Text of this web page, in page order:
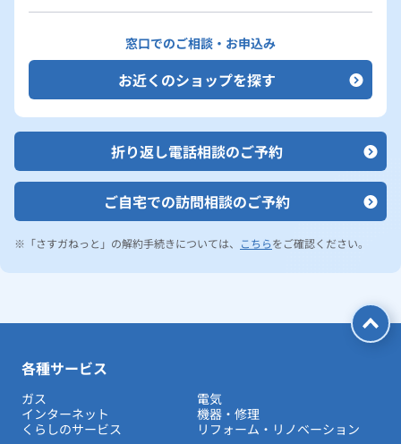
窓口でのご相談・お申込み
お近くのショップを探す
折り返し電話相談のご予約
ご自宅での訪問相談のご予約
「さすガねっと」の解約手続きについては、 こちらをご確認ください。
各種サービス
ガス
電気
インターネット
機器・修理
くらしのサービス
リフォーム・リノベーション